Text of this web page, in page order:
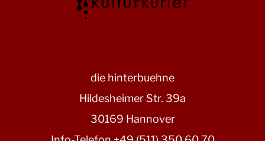
die hinterbuehne
Hildesheimer Str. 39a
30169 Hannover